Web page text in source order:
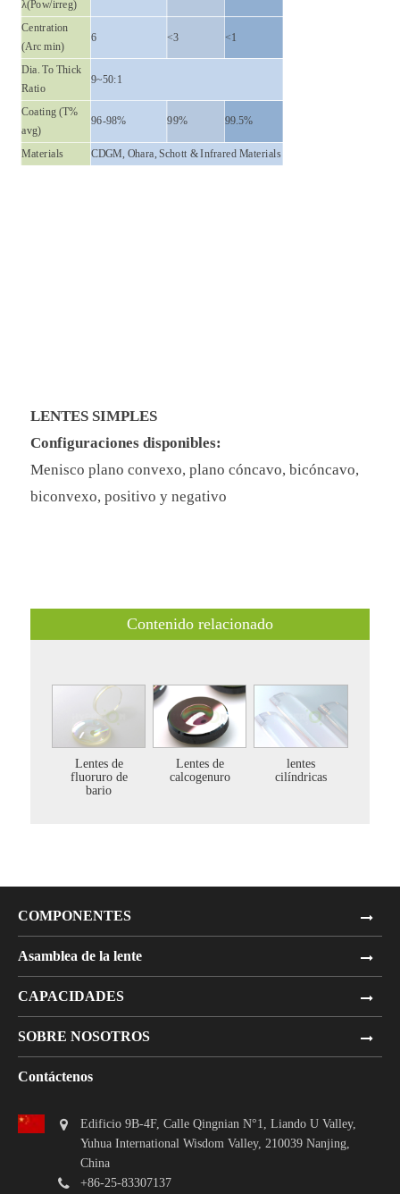
λ(Pow/irreg)
Centration
(Arc min)
6 <3 <1
Dia. To Thick
Ratio
9~50:1
Coating (T%
avg)
96-98% 99% 99.5%
Materials CDGM, Ohara, Schott & Infrared Materials
LENTES SIMPLES
Configuraciones disponibles:
Menisco plano convexo, plano cóncavo, bicóncavo,
biconvexo, positivo y negativo
Contenido relacionado
Lentes de
fluoruro de
bario
Lentes de
calcogenuro
lentes
cilíndricas
COMPONENTES
Asamblea de la lente
CAPACIDADES
SOBRE NOSOTROS
Contáctenos
Edificio 9B-4F, Calle Qingnian N°1, Liando U Valley,
Yuhua International Wisdom Valley, 210039 Nanjing,
China
+86-25-83307137